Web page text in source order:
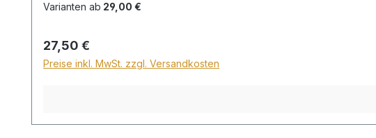
Varianten ab 29,00 €
Regulärer Preis:
27,50 €
Preise inkl. MwSt. zzgl. Versandkosten